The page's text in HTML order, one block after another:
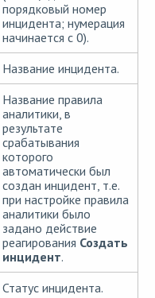
порядковый номер
инцидента; нумерация
начинается с 0).
Название инцидента.
Название правила
аналитики, в
результате
срабатывания
которого
автоматически был
создан инцидент, т.е.
при настройке правила
аналитики было
задано действие
реагирования Создать
инцидент.
Статус инцидента.